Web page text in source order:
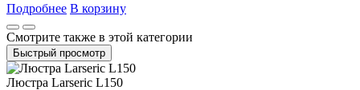
Подробнее В корзину
Смотрите также в этой категории
Быстрый просмотр
Люстра Larseric L150